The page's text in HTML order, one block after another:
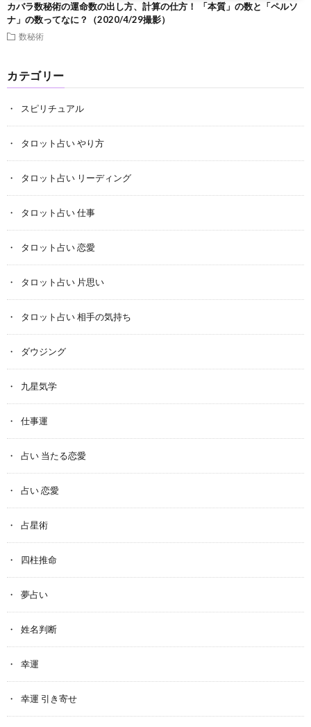
カバラ数秘術の運命数の出し方、計算の仕方！ 「本質」の数と「ペルソ
ナ」の数ってなに？（2020/4/29撮影）
数秘術
カテゴリー
スピリチュアル
タロット占い やり方
タロット占い リーディング
タロット占い 仕事
タロット占い 恋愛
タロット占い 片思い
タロット占い 相手の気持ち
ダウジング
九星気学
仕事運
占い 当たる恋愛
占い 恋愛
占星術
四柱推命
夢占い
姓名判断
幸運
幸運 引き寄せ